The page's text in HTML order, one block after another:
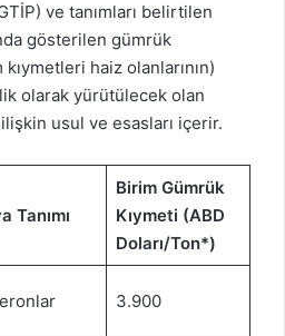
ve tanımları belirtilen
gösterilen gümrük
haiz olanlarının)
olarak yürütülecek olan
usul ve esasları içerir.
Tanımı
Birim Gümrük
Kıymeti (ABD
Doları/Ton*)
3.900